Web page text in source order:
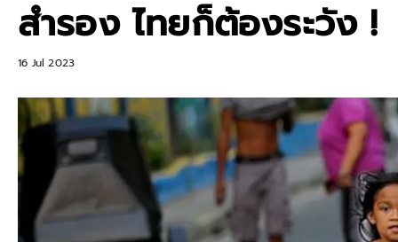
สำรอง ไทยก็ต้องระวัง !
16 Jul 2023